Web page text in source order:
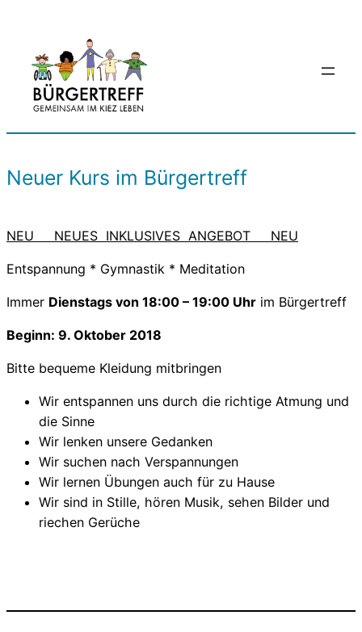
springen
Neuer Kurs im Bürgertreff
NEU NEUES INKLUSIVES ANGEBOT NEU
Entspannung * Gymnastik * Meditation
Immer Dienstags von 18:00 – 19:00 Uhr im Bürgertreff
Beginn: 9. Oktober 2018
Bitte bequeme Kleidung mitbringen
Wir entspannen uns durch die richtige Atmung und
die Sinne
Wir lenken unsere Gedanken
Wir suchen nach Verspannungen
Wir lernen Übungen auch für zu Hause
Wir sind in Stille, hören Musik, sehen Bilder und
riechen Gerüche